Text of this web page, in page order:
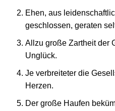
Ehen, aus
geschlossen, geraten
Allzu große Zartheit der
Unglück.
Je verbreiteter die
Herzen.
Der große Haufen